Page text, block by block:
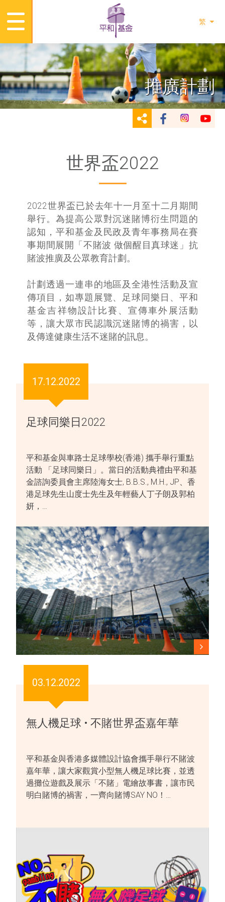
繁
推廣計劃
世界盃2022
2022世界盃已於去年十一月至十二月期間
舉行。為提高公眾對沉迷賭博衍生問題的
認知，平和基金及民政及青年事務局在賽
事期間展開「不賭波 做個醒目真球迷」抗
賭波推廣及公眾教育計劃。
計劃透過一連串的地區及全港性活動及宣
傳項目，如專題展覽、足球同樂日、平和
基金吉祥物設計比賽、宣傳車外展活動
等，讓大眾市民認識沉迷賭博的禍害，以
及傳達健康生活不迷賭的訊息。
17.12.2022
足球同樂日2022
平和基金與車路士足球學校(香港) 攜手舉行重點
活動 「足球同樂日」。當日的活動典禮由平和基
金諮詢委員會主席陸海女士, B.B.S., M.H., JP、香
港足球先生山度士先生及年輕藝人丁子朗及郭柏
妍，…
03.12.2022
無人機足球 • 不賭世界盃嘉年華
平和基金與香港多媒體設計協會攜手舉行不賭波
嘉年華，讓大家觀賞小型無人機足球比賽，並透
過攤位遊戲及展示「不賭」電繪故事書，讓市民
明白賭博的禍害，一齊向賭博SAY NO！…